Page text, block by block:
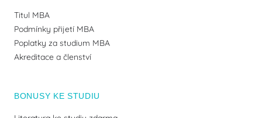
Titul MBA
Podmínky přijetí MBA
Poplatky za studium MBA
Akreditace a členství
BONUSY KE STUDIU